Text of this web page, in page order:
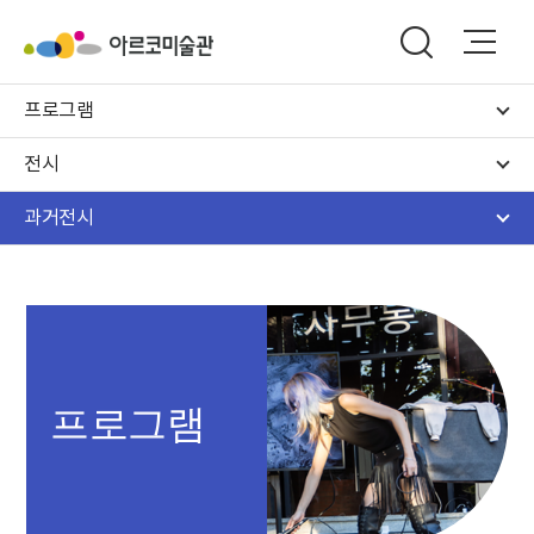
프로그램
전시
과거전시
프로그램